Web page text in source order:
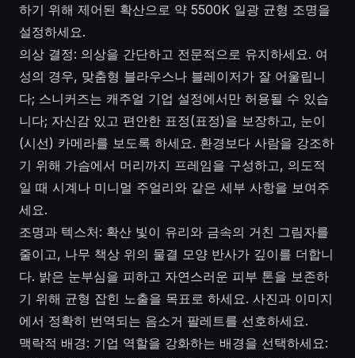
하기 위해 제어된 확산으로 약 5500K 일광 균형 조명을
설정하세요.
의상 결정: 의상을 간단하고 전문적으로 유지하세요. 여
성의 경우, 맞춤형 블라우스나 블레이저가 잘 어울립니
다; 스니커즈는 캐주얼 기업 설정에서만 허용될 수 있습
니다; 자신감 있고 편안한 표정(표정)을 보장하고, 눈이
(시선) 카메라를 보도록 하세요. 환경보다 사람을 강조하
기 위해 가슴에서 머리까지 프레임을 구성하고, 의도적
일 때 시계나 미니멀 주얼리와 같은 세부 사항을 보여주
세요.
조명과 텍스처: 확산 빛이 유리와 금속의 거친 그림자를
줄이고, 나무 책상 위의 물결 모양 반사가 깊이를 더합니
다. 밝은 눈부심을 피하고 자연스러운 피부 톤을 보존하
기 위해 균형 잡힌 노출을 목표로 하세요. 사진과 이미지
에서 정확히 번역되는 음소거 팔레트를 선호하세요.
맥락적 배경: 기업 역할을 강화하는 배경을 선택하세요: